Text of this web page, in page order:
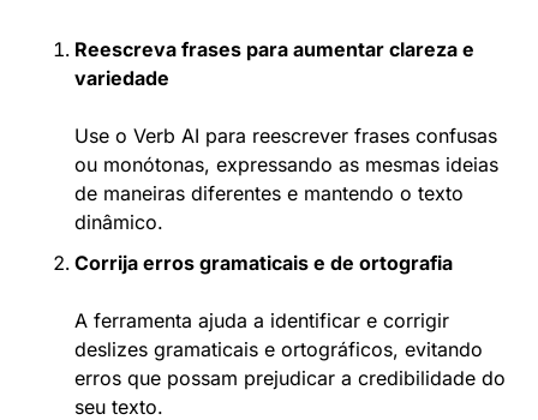
Reescreva frases para aumentar clareza e
variedade
Use o Verb AI para reescrever frases confusas
ou monótonas, expressando as mesmas ideias
de maneiras diferentes e mantendo o texto
dinâmico.
Corrija erros gramaticais e de ortografia
A ferramenta ajuda a identificar e corrigir
deslizes gramaticais e ortográficos, evitando
erros que possam prejudicar a credibilidade do
seu texto.